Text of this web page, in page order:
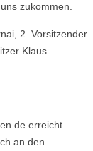
zukommen.
2. Vorsitzender
Klaus
erreicht
an den